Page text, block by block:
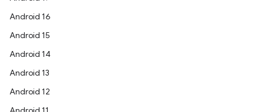
Android 16
Android 15
Android 14
Android 13
Android 12